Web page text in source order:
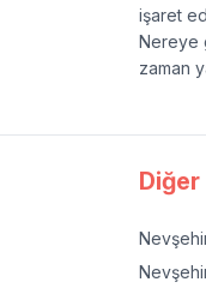
işaret
Nereye
zaman